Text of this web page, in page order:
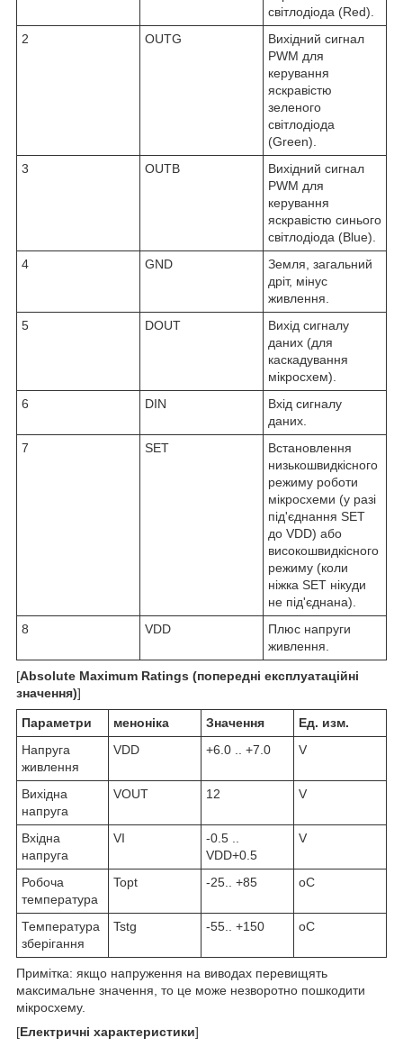
світлодіода (Red).
2
OUTG
Вихідний сигнал
PWM для
керування
яскравістю
зеленого
світлодіода
(Green).
3
OUTB
Вихідний сигнал
PWM для
керування
яскравістю синього
світлодіода (Blue).
4
GND
Земля, загальний
дріт, мінус
живлення.
5
DOUT
Вихід сигналу
даних (для
каскадування
мікросхем).
6
DIN
Вхід сигналу
даних.
7
SET
Встановлення
низькошвидкісного
режиму роботи
мікросхеми (у разі
під'єднання SET
до VDD) або
високошвидкісного
режиму (коли
ніжка SET нікуди
не під'єднана).
8
VDD
Плюс напруги
живлення.
[Absolute Maximum Ratings (попередні експлуатаційні
значення)]
Параметри меноніка Значення
Ед. изм.
Напруга
живлення
VDD +6.0 .. +7.0 V
Вихідна
напруга
VOUT 12 V
Вхідна
напруга
VI
-0.5 ..
VDD+0.5
V
Робоча
температура
Topt -25.. +85 oC
Температура
зберігання
Tstg -55.. +150 oC
Примітка: якщо напруження на виводах перевищять
максимальне значення, то це може незворотно пошкодити
мікросхему.
[Електричні характеристики]